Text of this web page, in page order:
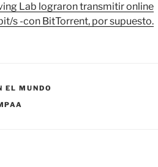
Lab lograron transmitir online
s -con BitTorrent, por supuesto.
EL MUNDO